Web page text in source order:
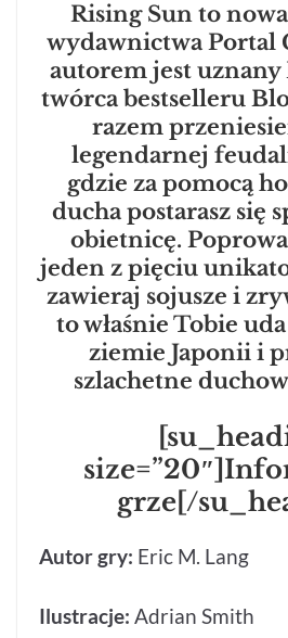
Rising Sun to
wydawnictwa Portal
autorem jest uznany
twórca bestselleru
razem
legendarnej
gdzie za pomocą
ducha postarasz się
obietnicę.
jeden z pięciu
zawieraj sojusze i
to właśnie Tobie
ziemie Japonii i
szlachetne
grze[/
Autor gry: Eric M. Lang
Ilustracje: Adrian Smith